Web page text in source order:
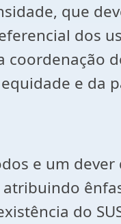
que
dos
coordenação
e da
e um
atribuindo
do